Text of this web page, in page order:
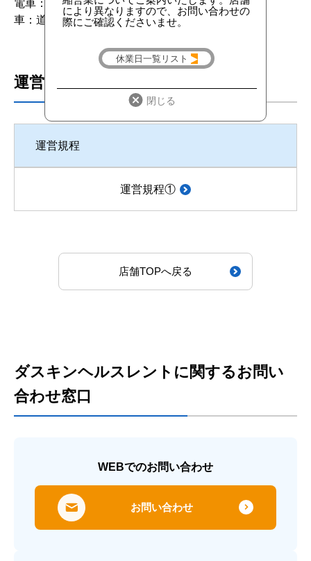
電車：JR宗谷本線「旭川四条」より徒歩40分
車：道央道「旭川鷹栖IC」より約20分
運営規程
運営規程
運営規程①
店舗TOPへ戻る
ダスキンヘルスレントに関するお問い
合わせ窓口
WEBでのお問い合わせ
お問い合わせ